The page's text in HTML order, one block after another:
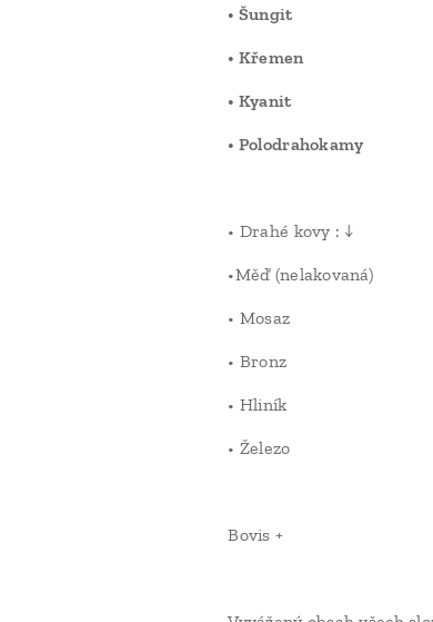
• Šungit
• Křemen
• Kyanit
• Polodrahokamy
• Drahé kovy : ↓
•Měď (nelakovaná)
• Mosaz
• Bronz
• Hliník
• Železo
Bovis +